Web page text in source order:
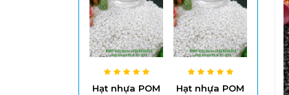
Hạt nhựa POM
Hạt nhựa POM